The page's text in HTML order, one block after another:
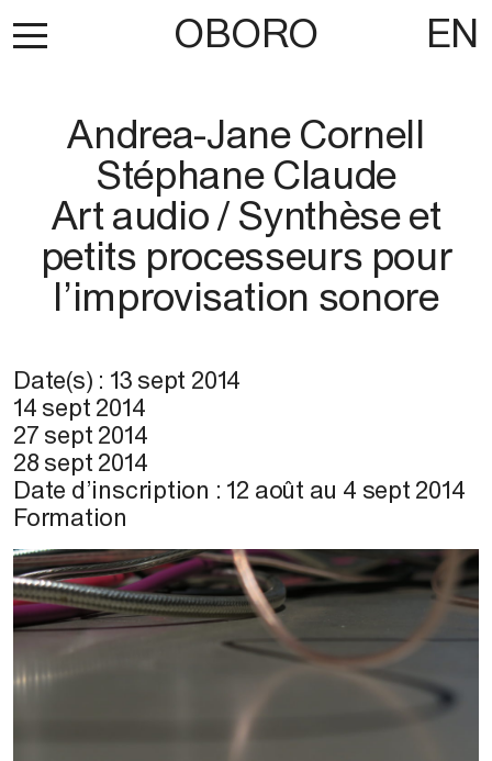
OBORO EN
Andrea-Jane Cornell
Stéphane Claude
Art audio / Synthèse et
petits processeurs pour
l’improvisation sonore
Date(s) : 13 sept 2014
14 sept 2014
27 sept 2014
28 sept 2014
Date d’inscription : 12 août au 4 sept 2014
Formation